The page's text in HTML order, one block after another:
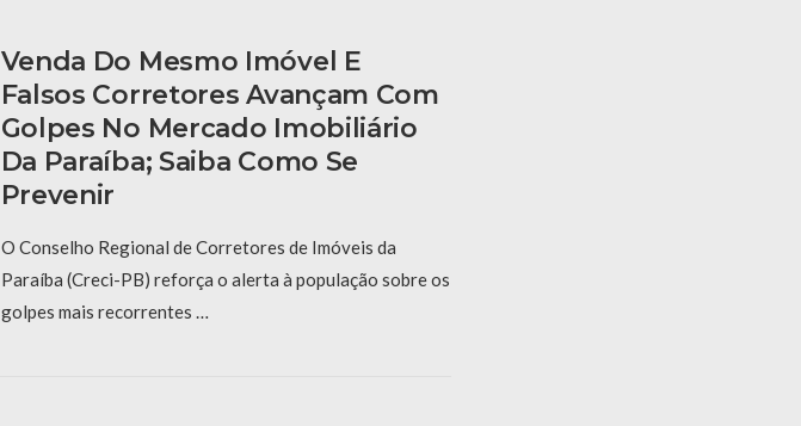
Venda Do Mesmo Imóvel E
Falsos Corretores Avançam Com
Golpes No Mercado Imobiliário
Da Paraíba; Saiba Como Se
Prevenir
O Conselho Regional de Corretores de Imóveis da
Paraíba (Creci-PB) reforça o alerta à população sobre os
golpes mais recorrentes …